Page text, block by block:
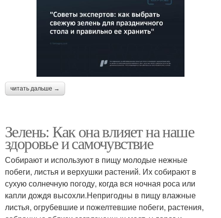
читать дальше →
Зелень: Как она влияет на наше
здоровье и самочувствие
Собирают и используют в пищу молодые нежные
побеги, листья и верхушки растений. Их собирают в
сухую солнечную погоду, когда вся ночная роса или
капли дождя высохли.Непригодны в пищу влажные
листья, огрубевшие и пожелтевшие побеги, растения,